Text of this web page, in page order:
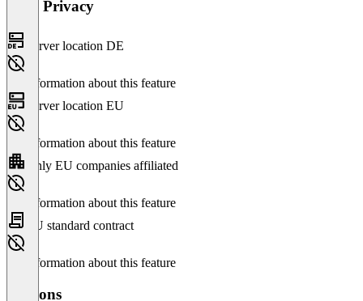
Data Privacy
Server location DE
No information about this feature
Server location EU
No information about this feature
Only EU companies affiliated
No information about this feature
EU standard contract
No information about this feature
Versions